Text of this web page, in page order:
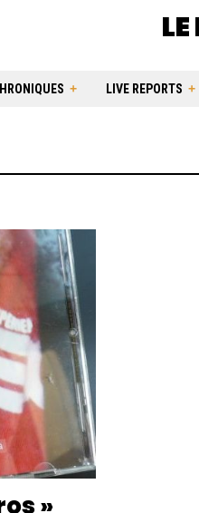
LIVE REPORTS
»